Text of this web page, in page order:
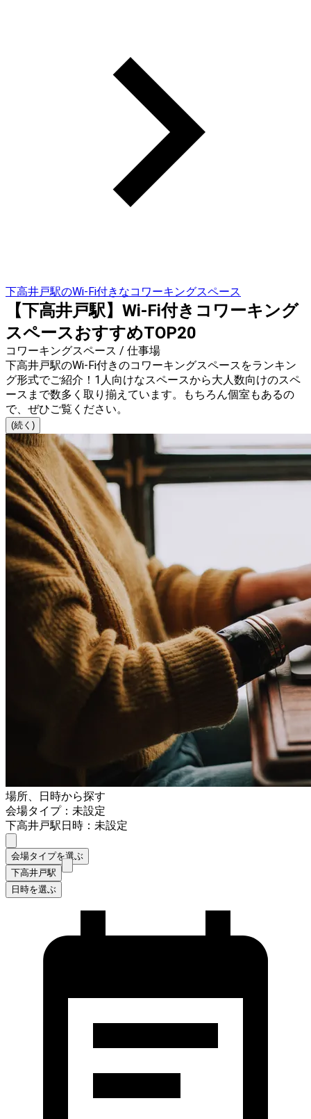
下高井戸駅のWi-Fi付きなコワーキングスペース
【下高井戸駅】Wi-Fi付きコワーキング
スペースおすすめTOP20
コワーキングスペース / 仕事場
下高井戸駅のWi-Fi付きのコワーキングスペースをランキン
グ形式でご紹介！1人向けなスペースから大人数向けのスペ
ースまで数多く取り揃えています。もちろん個室もあるの
で、ぜひご覧ください。
(続く)
場所、日時から探す
会場タイプ：未設定
下高井戸駅日時：未設定
会場タイプを選ぶ
下高井戸駅
日時を選ぶ